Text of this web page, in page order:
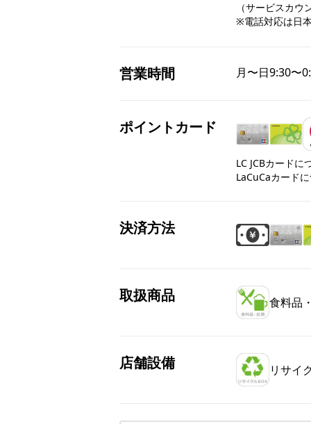
（サービスカ
※電話対応は日
営業時間 月〜日9:30〜
ポイントカード
LC JCBカードに
LaCuCaカード
決済方法
取扱商品 食料品
店舗設備 リサイ